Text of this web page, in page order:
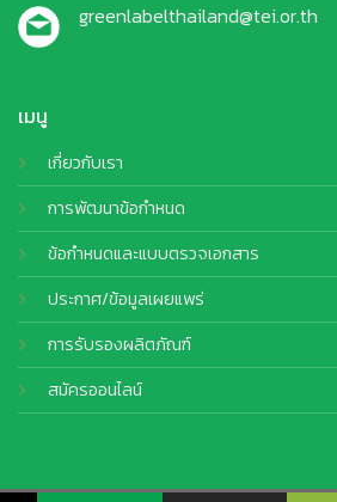
เมนู
เกี่ยวกับเรา
การพัฒนาข้อกำหนด
ข้อกำหนดและแบบตรวจเอกสาร
ประกาศ/ข้อมูลเผยแพร่
การรับรองผลิตภัณฑ์
สมัครออนไลน์
greenlabelthailand@tei.or.th